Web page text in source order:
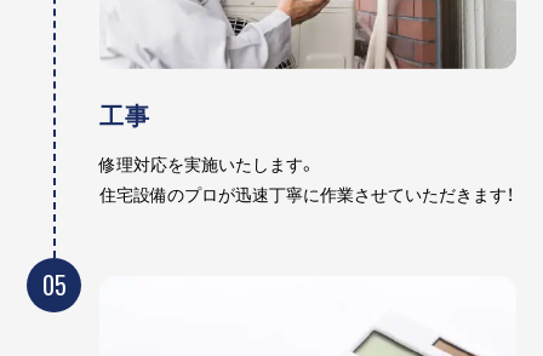
工事
修理対応を実施いたします。
住宅設備のプロが迅速丁寧に作業させていただきます！
05